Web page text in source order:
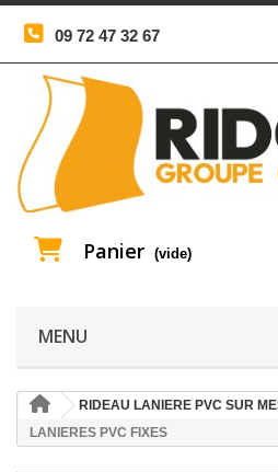
09 72 47 32 67
Panier (vide)
MENU
RIDEAU LANIERE PVC SUR
LANIERES PVC FIXES